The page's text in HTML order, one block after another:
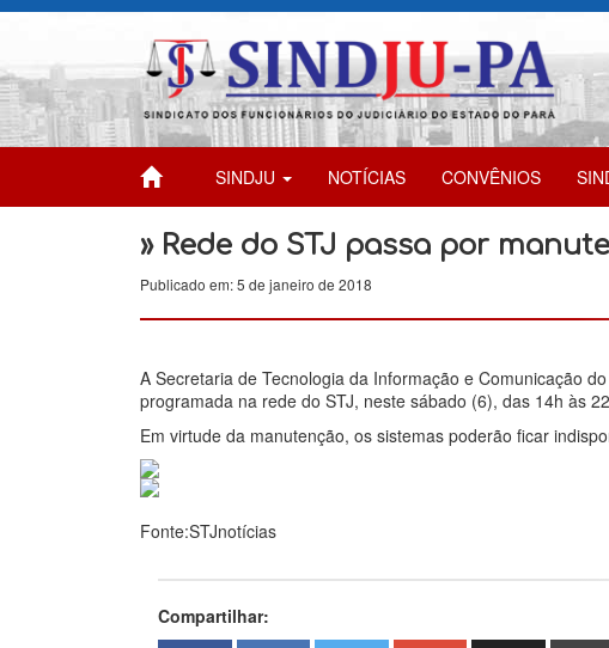
SINDJU NOTÍCIAS CONVÊNIOS
» Rede do STJ passa por
Publicado em: 5 de janeiro de 2018
A Secretaria de Tecnologia da Informação e Comunicação
programada na rede do STJ, neste sábado (6), das 14h às
Em virtude da manutenção, os sistemas poderão ficar
Fonte:STJnotícias
Compartilhar: